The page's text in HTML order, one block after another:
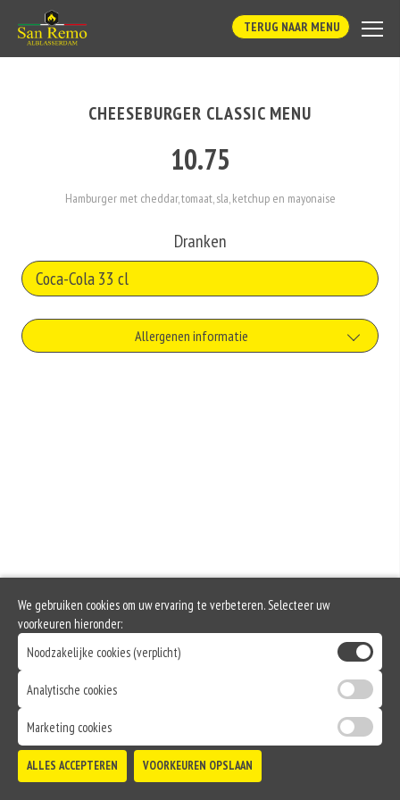
TERUG NAAR MENU
CHEESEBURGER CLASSIC MENU
10.75
Hamburger met cheddar, tomaat, sla, ketchup en mayonaise
Dranken
Allergenen informatie
We gebruiken cookies om uw ervaring te verbeteren. Selecteer uw
voorkeuren hieronder:
Noodzakelijke cookies (verplicht)
Analytische cookies
Marketing cookies
ALLES ACCEPTEREN VOORKEUREN OPSLAAN